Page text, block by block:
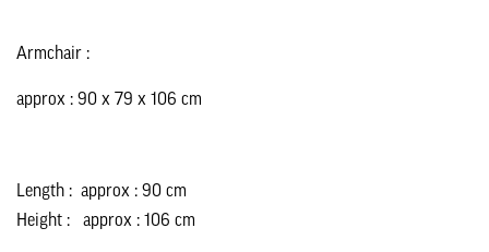
Armchair :
approx : 90 x 79 x 106 cm
Length : approx : 90 cm
Height : approx : 106 cm